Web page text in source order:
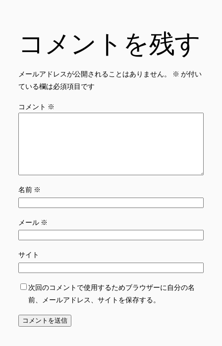
コメントを残す
メールアドレスが公開されることはありません。 ※ が付い
ている欄は必須項目です
コメント ※
名前 ※
メール ※
サイト
次回のコメントで使用するためブラウザーに自分の名
前、メールアドレス、サイトを保存する。